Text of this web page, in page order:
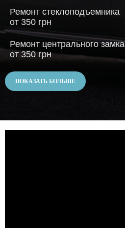
Ремонт стеклоподъемника
от 350 грн
Ремонт центрального замка
от 350 грн
ПОКАЗАТЬ БОЛЬШЕ